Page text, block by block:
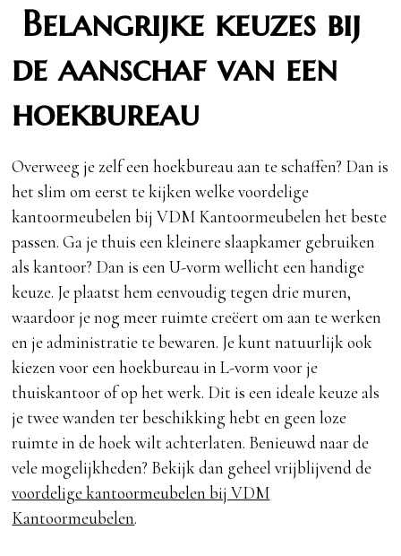
Belangrijke keuzes bij
de aanschaf van een
hoekbureau
Overweeg je zelf een hoekbureau aan te schaffen? Dan is
het slim om eerst te kijken welke voordelige
kantoormeubelen bij VDM Kantoormeubelen het beste
passen. Ga je thuis een kleinere slaapkamer gebruiken
als kantoor? Dan is een U-vorm wellicht een handige
keuze. Je plaatst hem eenvoudig tegen drie muren,
waardoor je nog meer ruimte creëert om aan te werken
en je administratie te bewaren. Je kunt natuurlijk ook
kiezen voor een hoekbureau in L-vorm voor je
thuiskantoor of op het werk. Dit is een ideale keuze als
je twee wanden ter beschikking hebt en geen loze
ruimte in de hoek wilt achterlaten. Benieuwd naar de
vele mogelijkheden? Bekijk dan geheel vrijblijvend de
voordelige kantoormeubelen bij VDM
Kantoormeubelen.